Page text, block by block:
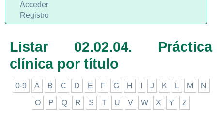
Listar 02.02.04. Práctica
clínica por título
0-9 A B C D E F G H J K L M N
O P Q R S T U V W X Y Z
Acceder
Registro